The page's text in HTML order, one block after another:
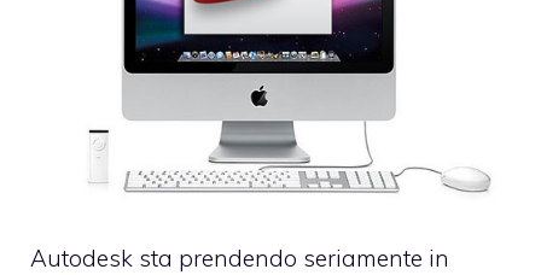
Autodesk sta prendendo seriamente in